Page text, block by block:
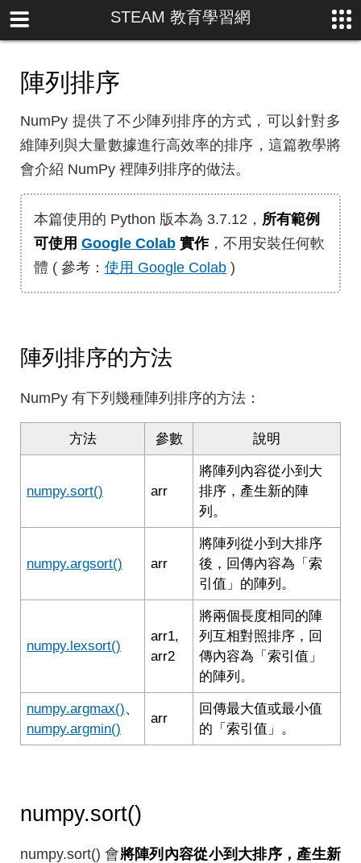
STEAM 教育學習網
陣列排序
NumPy 提供了不少陣列排序的方式，可以針對多
維陣列與大量數據進行高效率的排序，這篇教學將
會介紹 NumPy 裡陣列排序的做法。
本篇使用的 Python 版本為 3.7.12， 所有範例
可使用 Google Colab 實作，不用安裝任何軟
體 ( 參考： 使用 Google Colab )
陣列排序的方法
NumPy 有下列幾種陣列排序的方法：
方法 參數 說明
numpy.sort() arr
將陣列內容從小到大
排序，產生新的陣
列。
numpy.argsort() arr
將陣列從小到大排序
後，回傳內容為「索
引值」的陣列。
numpy.lexsort()
arr1,
arr2
將兩個長度相同的陣
列互相對照排序，回
傳內容為「索引值」
的陣列。
numpy.argmax()、
numpy.argmin()
arr
回傳最大值或最小值
的「索引值」。
numpy.sort()
numpy.sort() 會將陣列內容從小到大排序，產生新